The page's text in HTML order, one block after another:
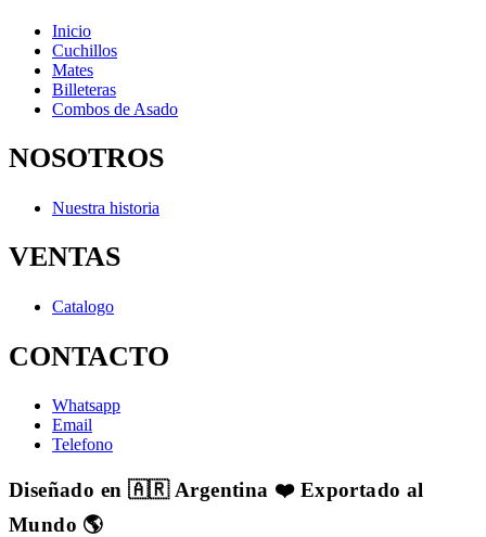
Inicio
Cuchillos
Mates
Billeteras
Combos de Asado
NOSOTROS
Nuestra historia
VENTAS
Catalogo
CONTACTO
Whatsapp
Email
Telefono
Diseñado en 🇦🇷 Argentina ❤️ Exportado al
Mundo 🌎